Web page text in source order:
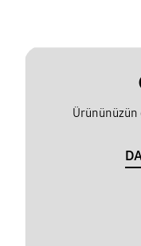
Ürününüzün